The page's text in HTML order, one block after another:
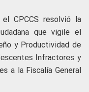
CPCCS resolvió la
que vigile el
y Productividad de
Infractores y
a la Fiscalía General